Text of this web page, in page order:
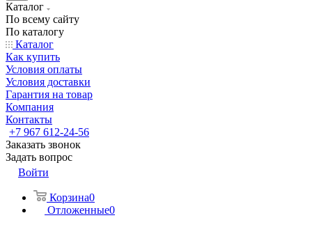
Каталог
По всему сайту
По каталогу
Каталог
Как купить
Условия оплаты
Условия доставки
Гарантия на товар
Компания
Контакты
+7 967 612-24-56
Заказать звонок
Задать вопрос
Войти
Корзина0
Отложенные0